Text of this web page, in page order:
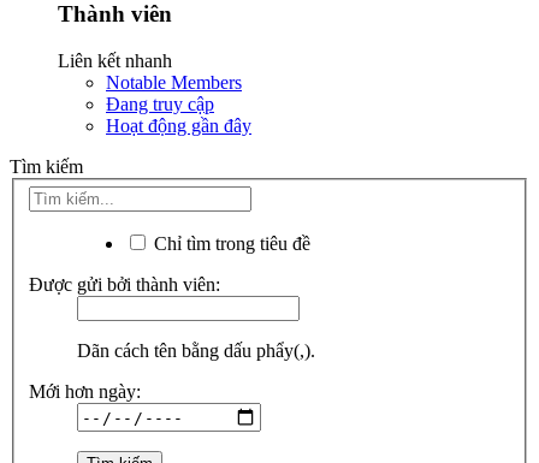
Thành viên
Liên kết nhanh
Notable Members
Đang truy cập
Hoạt động gần đây
Tìm kiếm
Chỉ tìm trong tiêu đề
Được gửi bởi thành viên:
Dãn cách tên bằng dấu phẩy(,).
Mới hơn ngày: